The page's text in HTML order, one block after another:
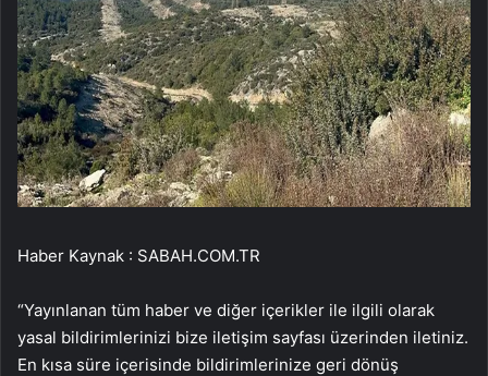
Haber Kaynak : SABAH.COM.TR
“Yayınlanan tüm haber ve diğer içerikler ile ilgili olarak
yasal bildirimlerinizi bize iletişim sayfası üzerinden iletiniz.
En kısa süre içerisinde bildirimlerinize geri dönüş